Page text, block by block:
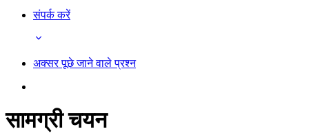
संपर्क करें
अक्सर पूछे जाने वाले प्रश्न
सामग्री चयन